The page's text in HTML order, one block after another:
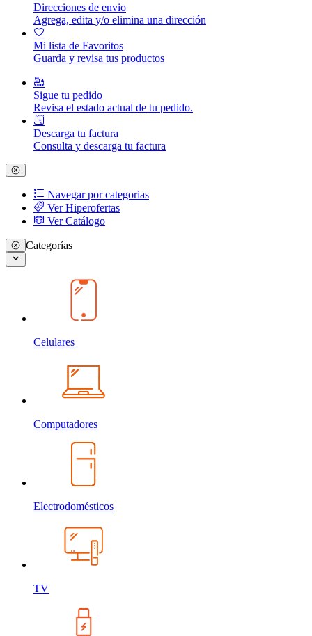
Direcciones de envio
Agrega, edita y/o elimina una dirección
Mi lista de Favoritos
Guarda y revisa tus productos
Sigue tu pedido
Revisa el estado actual de tu pedido.
Descarga tu factura
Consulta y descarga tu factura
Navegar por categorias
Ver Hiperofertas
Ver Catálogo
Categorías
Celulares
Computadores
Electrodomésticos
TV